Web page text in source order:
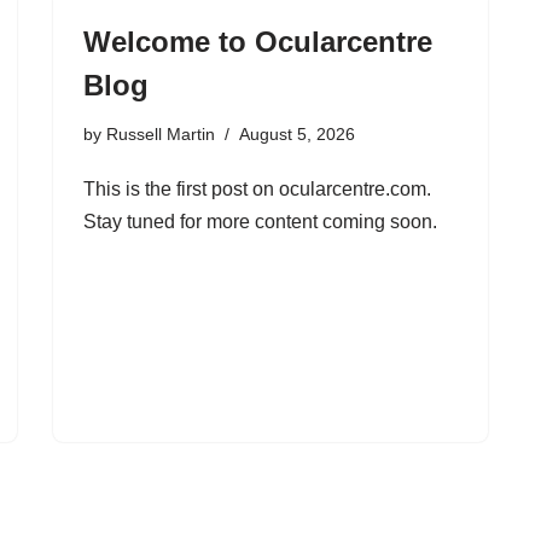
Welcome to Ocularcentre
Blog
by Russell Martin August 5, 2026
This is the first post on ocularcentre.com.
Stay tuned for more content coming soon.